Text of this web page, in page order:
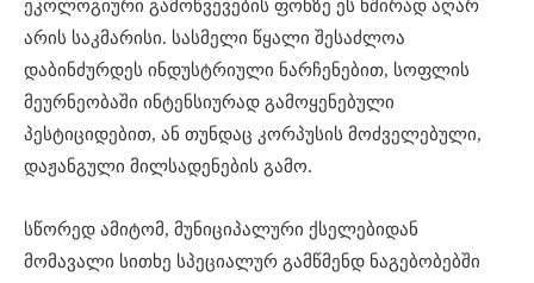
ეკოლოგიური გამოწვევების ფონზე ეს ხშირად აღარ
არის საკმარისი. სასმელი წყალი შესაძლოა
დაბინძურდეს ინდუსტრიული ნარჩენებით, სოფლის
მეურნეობაში ინტენსიურად გამოყენებული
პესტიციდებით, ან თუნდაც კორპუსის მოძველებული,
დაჟანგული მილსადენების გამო.
სწორედ ამიტომ, მუნიციპალური ქსელებიდან
მომავალი სითხე სპეციალურ გამწმენდ ნაგებობებში